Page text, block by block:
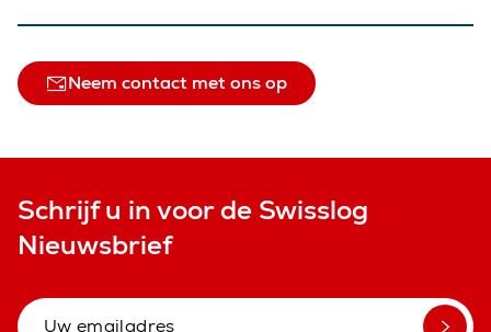
Neem contact met ons op
Schrijf u in voor de Swisslog
Nieuwsbrief